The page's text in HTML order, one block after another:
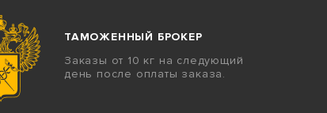
ТАМОЖЕННЫЙ БРОКЕР
Заказы от 10 кг на следующий
день после оплаты заказа.